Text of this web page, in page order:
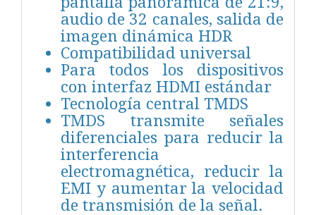
audio de 32 canales, salida de
imagen dinámica HDR
Compatibilidad universal
Para todos los dispositivos
con interfaz HDMI estándar
Tecnología central TMDS
TMDS transmite señales
diferenciales para reducir la
interferencia
electromagnética, reducir la
EMI y aumentar la velocidad
de transmisión de la señal.